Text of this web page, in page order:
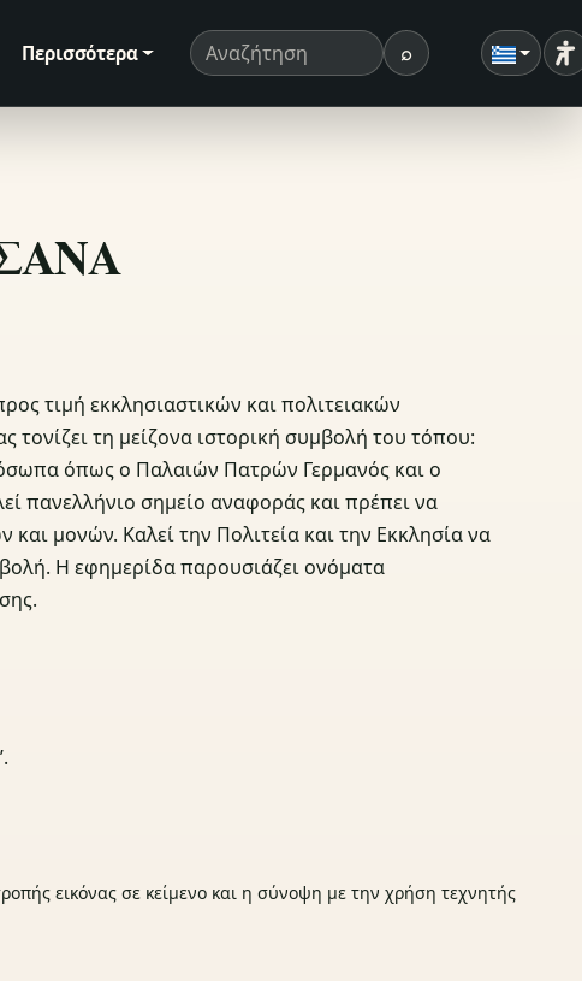
Περισσότερα Όρος αναζήτησης ⌕Αναζήτηση
τιμή εκκλησιαστικών και πολιτειακών
τη μείζονα ιστορική συμβολή του τόπου:
όπως ο Παλαιών Πατρών Γερμανός και ο
πανελλήνιο σημείο αναφοράς και πρέπει να
μονών. Καλεί την Πολιτεία και την Εκκλησία να
Η εφημερίδα παρουσιάζει ονόματα
εικόνας σε κείμενο και η σύνοψη με την χρήση τεχνητής